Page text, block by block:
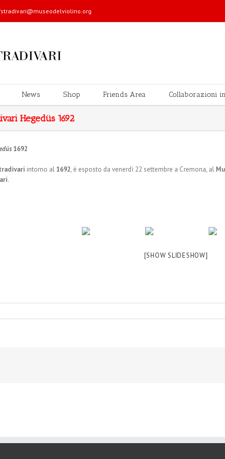
News Shop Friends Area Collaborazioni
Hegedüs 1692
1692
intorno al1692, è esposto da venerdì 22 settembre a Cremona, al
.
[SHOW SLIDESHOW]